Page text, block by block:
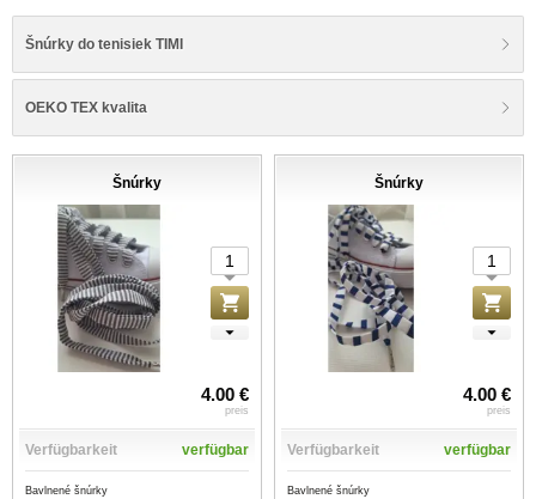
Šnúrky do tenisiek TIMI
OEKO TEX kvalita
Šnúrky
4.00 €
preis
Verfügbarkeit verfügbar
Bavlnené šnúrky
Šnúrky
4.00 €
preis
Verfügbarkeit verfügbar
Bavlnené šnúrky